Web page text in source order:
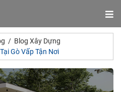
Blog Xây Dựng
Gò Vấp Tận Nơi